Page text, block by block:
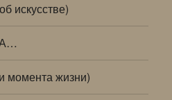
искусстве)
жизни)